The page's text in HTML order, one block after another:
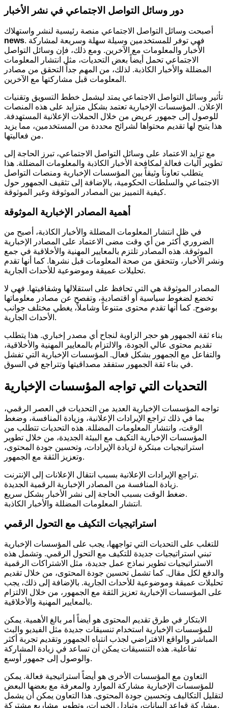
دور وسائل التواصل الاجتماعي في نشر الأخبار
أصبحت وسائل التواصل الاجتماعي منصة رئيسية لنشر واستهلاك
news. فهي توفر للمستخدمين وسيلة سهلة وسريعة لمشاركة
الأخبار والمعلومات مع الآخرين. ومع ذلك، فإن وسائل التواصل
الاجتماعي تحمل أيضاً بعض التحديات، مثل انتشار المعلومات
المضللة والأخبار الكاذبة. لذلك، من المهم جداً التحقق من مصادر
المعلومات قبل مشاركتها مع الآخرين.
تأثير وسائل التواصل الاجتماعي يمتد ليشمل خطط التسويق وتقنيات
الإعلان. المؤسسات الإخبارية تعتمد بشكل متزايد على هذه المنصات
للوصول إلى جمهور عريض من خلال الحملات الإعلانية المستهدفة.
هذا يتيح لها تقديم محتواها لشرائح محددة من المستخدمين، مما يزيد
من فعاليتها.
مع تزايد الاعتماد على وسائل التواصل الاجتماعي، تبرز الحاجة إلى
تطوير آليات فعالة لمكافحة الأخبار الكاذبة والمعلومات المضللة. هذا
يتطلب تعاوناً وثيقاً بين المؤسسات الإخبارية ومنصات التواصل
الاجتماعي والسلطات الحكومية، بالإضافة إلى تثقيف الجمهور حول
كيفية التمييز بين المصادر الموثوقة وغير الموثوقة.
أهمية المصادر الإخبارية الموثوقة
في ظل انتشار المعلومات المضللة والأخبار الكاذبة، أصبح من
الضروري أكثر من أي وقت مضى الاعتماد على المصادر الإخبارية
الموثوقة. هذه المصادر تلتزم بالمعايير المهنية والأخلاقية في جمع
ونشر الأخبار، وتتحقق من صحة المعلومات قبل نشرها. كما أنها تقدم
تحليلات عميقة وموضوعية للأحداث الجارية.
المصادر الموثوقة هي التي تحافظ على استقلالها وشفافيتها. فهي لا
تخضع لضغوط سياسية أو اقتصادية، وتفصح عن مصادر معلوماتها
بوضوح. كما أنها تقدم محتوى متنوعاً وشاملاً، يغطي مختلف جوانب
الأحداث الجارية.
بناء ثقة الجمهور هو حجر الزاوية لنجاح أي مصدر إخباري. هذا يتطلب
تقديم محتوى عالي الجودة، والالتزام بالمعايير المهنية والأخلاقية،
والتفاعل مع الجمهور بشكل فعال. المؤسسات الإخبارية التي تفشل
في بناء ثقة الجمهور ستفقد مصداقيتها وتتراجع في السوق.
التحديات التي تواجه المؤسسات الإخبارية
تواجه المؤسسات الإخبارية العديد من التحديات في العصر الرقمي،
بما في ذلك تراجع الإيرادات الإعلانية، وزيادة المنافسة، وضغط
الوقت، وانتشار المعلومات المضللة. هذه التحديات تتطلب من
المؤسسات الإخبارية التكيف مع البيئة الجديدة، من خلال تطوير
استراتيجيات مبتكرة لزيادة الإيرادات، وتحسين جودة المحتوى،
وتعزيز الثقة مع الجمهور.
تراجع الإيرادات الإعلانية بسبب انتقال الإعلانات إلى الإنترنت.
زيادة المنافسة من المصادر الإخبارية الرقمية الجديدة.
ضغط الوقت بسبب الحاجة إلى نشر الأخبار بشكل سريع.
انتشار المعلومات المضللة والأخبار الكاذبة.
استراتيجيات التكيف مع التحول الرقمي
للتغلب على التحديات التي تواجهها، يجب على المؤسسات الإخبارية
تبني استراتيجيات جديدة للتكيف مع التحول الرقمي. وتشمل هذه
الاستراتيجيات تطوير نماذج عمل جديدة، مثل الاشتراكات الرقمية
والدفع لكل مقال. كما تشمل تحسين جودة المحتوى، من خلال تقديم
تحليلات عميقة وموضوعية للأحداث الجارية. بالإضافة إلى ذلك، يجب
على المؤسسات الإخبارية تعزيز الثقة مع الجمهور، من خلال الالتزام
بالمعايير المهنية والأخلاقية.
الابتكار في طرق تقديم المحتوى هو أيضاً أمر بالغ الأهمية. يمكن
للمؤسسات الإخبارية استخدام تنسيقات جديدة مثل الفيديو والبث
المباشر والواقع الافتراضي لجذب انتباه الجمهور وتقديم تجربة أكثر
تفاعلية. هذه التنسيقات يمكن أن تساعد في زيادة المشاركة
والوصول إلى جمهور أوسع.
التعاون مع المؤسسات الأخرى هو أيضاً استراتيجية فعالة. يمكن
للمؤسسات الإخبارية مشاركة الموارد والمعرفة مع بعضها البعض
لتقليل التكاليف وتحسين جودة المحتوى. هذا التعاون يمكن أن يشمل
مشاركة قواعد البيانات، وتبادل الخبرات، وتطوير مشاريع مشتركة.